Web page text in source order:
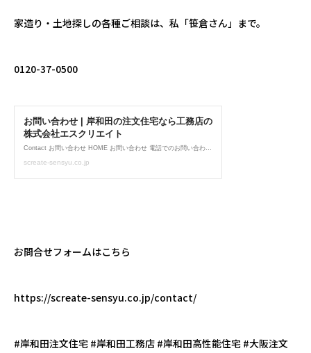
家造り・土地探しの各種ご相談は、私「笹倉さん」まで。
0120-37-0500
お問合せフォームはこちら
https://screate-sensyu.co.jp/contact/
#岸和田注文住宅 #岸和田工務店 #岸和田高性能住宅 #大阪注文